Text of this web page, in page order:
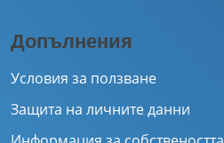
Допълнения
Условия за ползване
Защита на личните данни